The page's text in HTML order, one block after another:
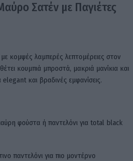
Σατέν με Παγιέτες
κομψές λαμπερές λεπτομέρειες στον
κουμπιά μπροστά, μακριά μανίκια και
και βραδινές εμφανίσεις.
φούστα ή παντελόνι για total black
παντελόνι για πιο μοντέρνο